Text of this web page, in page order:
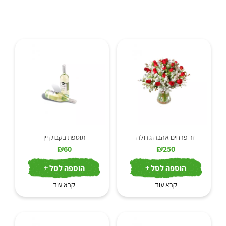
תוספת בקבוק יין
₪60
הוספה לסל +
קרא עוד
זר פרחים אהבה גדולה
₪250
הוספה לסל +
קרא עוד